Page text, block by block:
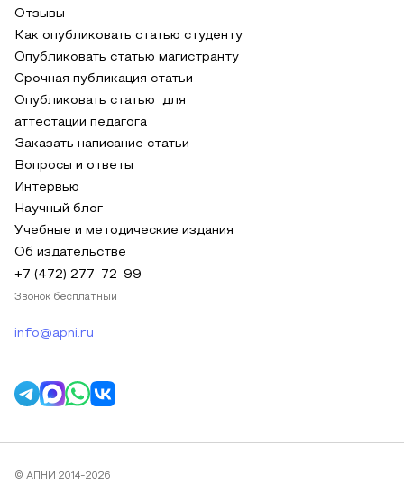
Отзывы
Как опубликовать статью студенту
Опубликовать статью магистранту
Срочная публикация статьи
Опубликовать статью для
аттестации педагога
Заказать написание статьи
Вопросы и ответы
Интервью
Научный блог
Учебные и методические издания
Об издательстве
+7 (472) 277-72-99
Звонок бесплатный
info@apni.ru
© АПНИ 2014-2026